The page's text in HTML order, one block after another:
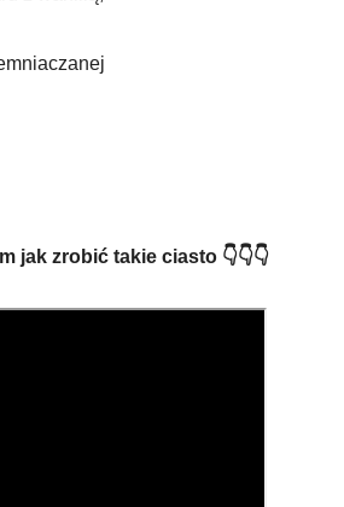
jak zrobić takie ciasto 👇👇👇